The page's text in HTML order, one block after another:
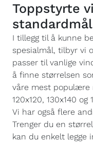
Toppstyrte
I tillegg til å kunne
spesialmål, tilbyr vi
passer til vanlige
å finne størrelsen
våre mest populære
120x120, 130x140 og
Vi har også flere
Trenger du en
kan du enkelt legge